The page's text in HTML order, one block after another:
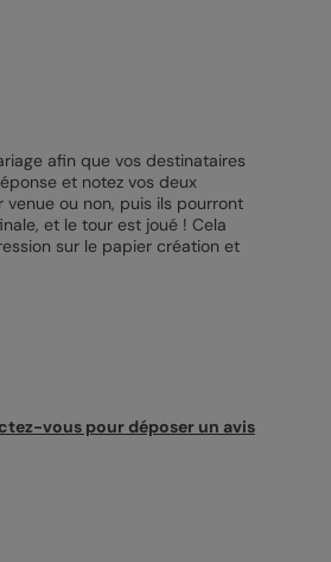
afin que vos destinataires
et notez vos deux
ou non, puis ils pourront
et le tour est joué ! Cela
sur le papier création et
vous pour déposer un avis